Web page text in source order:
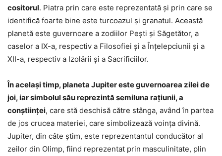
cositorul. Piatra prin care este reprezentată și prin care se
identifică foarte bine este turcoazul și granatul. Această
planetă este guvernoare a zodiilor Pești și Săgetător, a
caselor a IX-a, respectiv a Filosofiei și a Înțelepciunii și a
XII-a, respectiv a Izolării și a Sacrificiilor.
În același timp, planeta Jupiter este guvernoarea zilei de
joi, iar simbolul său reprezintă semiluna rațiunii, a
conștiinței, care stă deschisă către stânga, având în partea
de jos crucea materiei, care simbolizează voința divină.
Jupiter, din câte știm, este reprezentantul conducător al
zeilor din Olimp, fiind reprezentat prin masculinitate, plin